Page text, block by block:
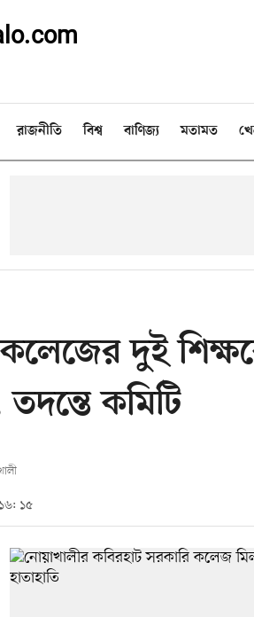
রাজনীতি বিশ্ব বাণিজ্য মতামত
দুই
কমিটি
১৫